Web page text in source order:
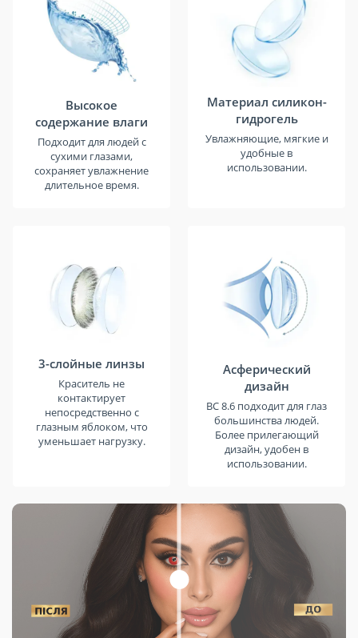
Высокое
содержание влаги
Подходит для людей с
сухими глазами,
сохраняет увлажнение
длительное время.
Материал силикон-
гидрогель
Увлажняющие, мягкие и
удобные в
использовании.
3-слойные линзы
Краситель не
контактирует
непосредственно с
глазным яблоком, что
уменьшает нагрузку.
Асферический
дизайн
BC 8.6 подходит для глаз
большинства людей.
Более прилегающий
дизайн, удобен в
использовании.